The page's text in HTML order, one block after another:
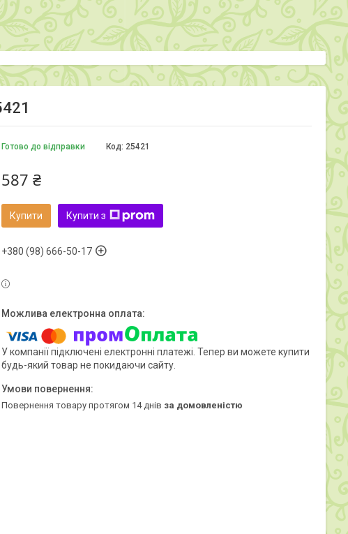
Готово до відправки Код: 25421
587 ₴
Купити Купити з
+380 (98) 666-50-17
У компанії підключені електронні платежі. Тепер ви можете купити
будь-який товар не покидаючи сайту.
повернення товару протягом 14 днів за домовленістю